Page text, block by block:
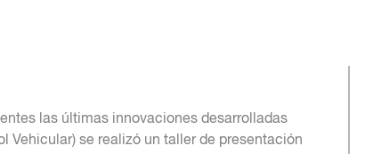
las últimas innovaciones desarrolladas
Vehicular) se realizó un taller de presentación